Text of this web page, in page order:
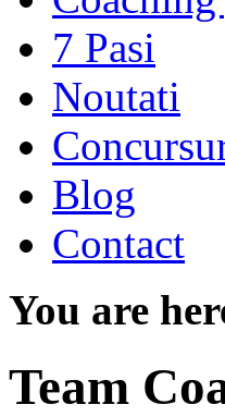
7 Pasi
Noutati
Blog
Contact
You are
Team